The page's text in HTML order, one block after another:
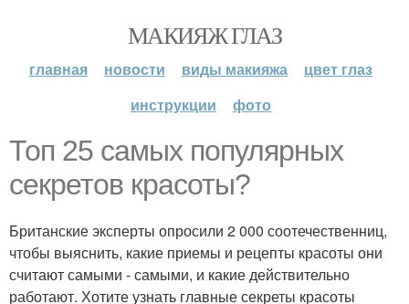
МАКИЯЖ ГЛАЗ
главная новости виды макияжа
цвет глаз
инструкции
фото
Топ 25 самых популярных
секретов красоты?
Британские эксперты опросили 2 000 соотечественниц,
чтобы выяснить, какие приемы и рецепты красоты они
считают самыми - самыми, и какие действительно
работают. Хотите узнать главные секреты красоты